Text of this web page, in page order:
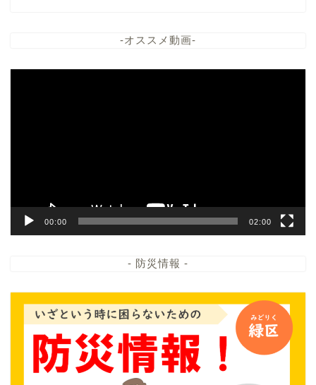
-オススメ動画-
00:00 02:00
- 防災情報 -